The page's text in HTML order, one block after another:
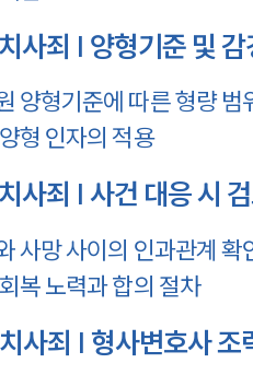
사죄 | 양형기준 및
양형기준에 따른 형량 범
형 인자의 적용
사죄 | 사건 대응 시
사망 사이의 인과관계 확
복 노력과 합의 절차
사죄 | 형사변호사 조